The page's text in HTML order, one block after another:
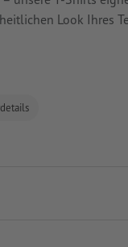
Look Ihres